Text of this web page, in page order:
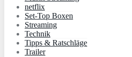
netflix
Set-Top Boxen
Streaming
Technik
Tipps & Ratschläge
Trailer